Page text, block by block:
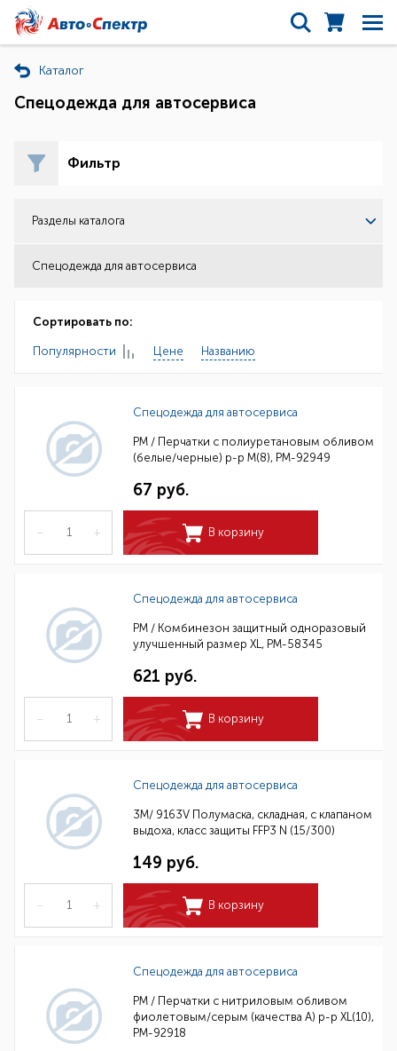
Каталог
Спецодежда для автосервиса
Фильтр
Разделы каталога
Спецодежда для автосервиса
Сортировать по:
Популярности Цене Названию
Спецодежда для автосервиса
РМ / Перчатки с полиуретановым обливом
(белые/черные) р-р M(8), РМ-92949
67 руб.
– + В корзину
Спецодежда для автосервиса
РМ / Комбинезон защитный одноразовый
улучшенный размер XL, РМ-58345
621 руб.
– + В корзину
Спецодежда для автосервиса
3M/ 9163V Полумаска, складная, с клапаном
выдоха, класс защиты FFP3 N (15/300)
149 руб.
– + В корзину
Спецодежда для автосервиса
РМ / Перчатки с нитриловым обливом
фиолетовым/серым (качества А) р-р XL(10),
РМ-92918